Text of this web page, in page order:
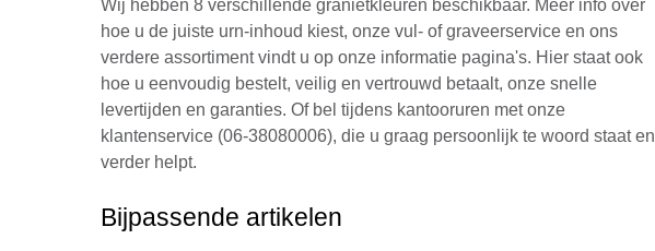
Wij hebben 8 verschillende granietkleuren beschikbaar. Meer info over
hoe u de juiste urn-inhoud kiest, onze vul- of graveerservice en ons
verdere assortiment vindt u op onze informatie pagina's. Hier staat ook
hoe u eenvoudig bestelt, veilig en vertrouwd betaalt, onze snelle
levertijden en garanties. Of bel tijdens kantooruren met onze
klantenservice (06-38080006), die u graag persoonlijk te woord staat en
verder helpt.
Bijpassende artikelen